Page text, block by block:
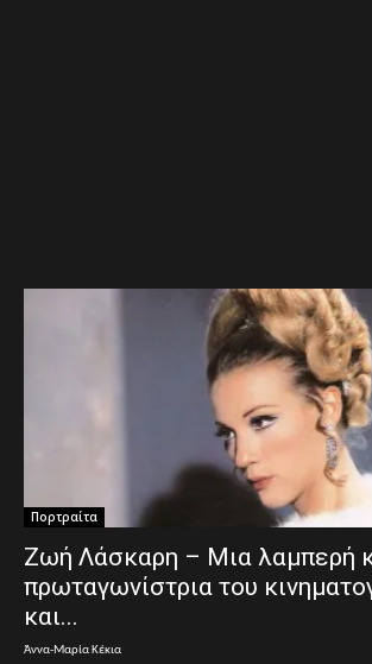
Πορτραίτα
Ζωή Λάσκαρη – Μια λαμπερή
πρωταγωνίστρια του
και...
Άννα-Μαρία Κέκια